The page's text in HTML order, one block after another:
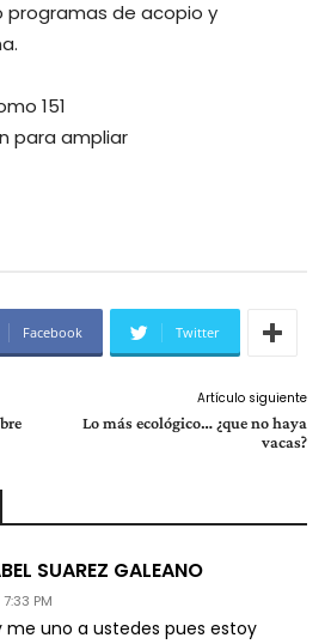
programas de acopio y
151
para ampliar
Facebook Twitter
Artículo siguiente
Lo más ecológico… ¿que no haya
vacas?
SUAREZ GALEANO
PM
me uno a ustedes pues estoy